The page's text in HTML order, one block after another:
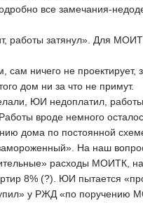
все замечания-
работы затянул». Для
ничего не проектирует,
дом ни за что не примут.
ЮИ недоплатил, работы
вроде немного
дома по постоянной
На наш
расходы МОИТК,
8% (?). ЮИ пытается
у РЖД «по